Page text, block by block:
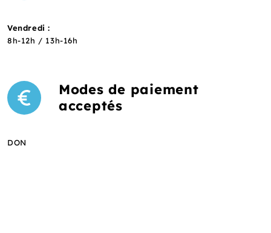
Vendredi :
8h-12h / 13h-16h
Modes de paiement
acceptés
DON